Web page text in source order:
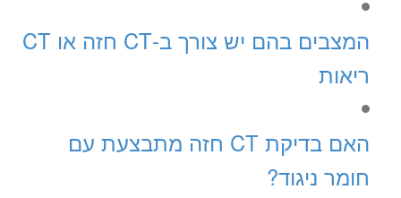
המצבים בהם יש צורך ב-CT חזה או CT
ריאות
האם בדיקת CT חזה מתבצעת עם
חומר ניגוד?